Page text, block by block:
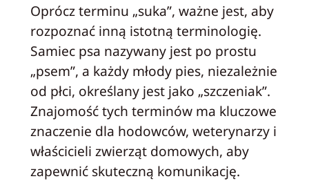
Oprócz terminu „suka”, ważne jest, aby
rozpoznać inną istotną terminologię.
Samiec psa nazywany jest po prostu
„psem”, a każdy młody pies, niezależnie
od płci, określany jest jako „szczeniak”.
Znajomość tych terminów ma kluczowe
znaczenie dla hodowców, weterynarzy i
właścicieli zwierząt domowych, aby
zapewnić skuteczną komunikację.